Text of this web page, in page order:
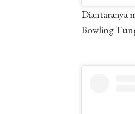
Diantaranya
Bowling